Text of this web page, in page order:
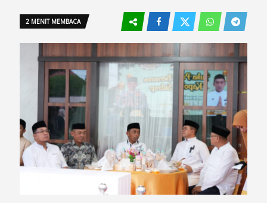
2 MENIT MEMBACA